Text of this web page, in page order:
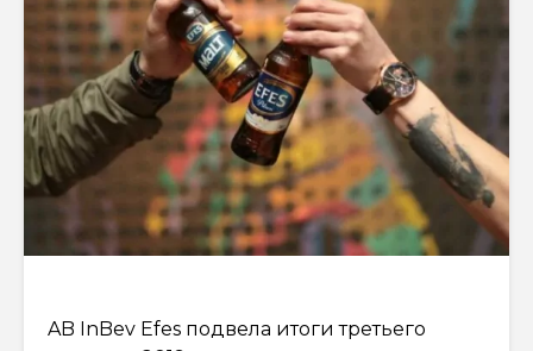
AB InBev Efes подвела итоги третьего